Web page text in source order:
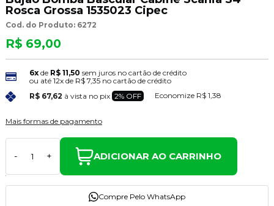
Rosca Grossa 1535023 Cipec
Cod. do Produto: 6272
R$ 69,00
6xde R$ 11,50 sem juros no cartão de crédito
ou até 12xde R$ 7,35no cartão de crédito
R$ 67,62 à vista no pix 2% OFF Economize R$ 1,38
Mais formas de pagamento
- + ADICIONAR AO CARRINHO
Compre Pelo WhatsApp